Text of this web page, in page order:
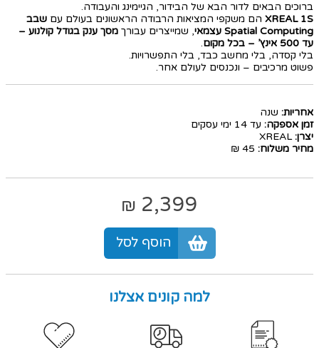
ברוכים הבאים לדור הבא של הבידור, הגיימינג והעבודה.
XREAL 1S הם משקפי המציאות הרבודה הראשונים בעולם עם שבב
Spatial Computing עצמאי
, שמייצרים עבורך מסך ענק בגודל קולנוע –
עד 500 אינץ’ – בכל מקום
.
בלי קסדה, בלי מחשב כבד, בלי התפשרויות.
פשוט מרכיבים – ונכנסים לעולם אחר.
אחריות: שנה
זמן אספקה: עד 14 ימי עסקים
יצרן: XREAL
מחיר משלוח: 45 ₪
2,399
₪
הוסף לסל
למה קונים אצלנו